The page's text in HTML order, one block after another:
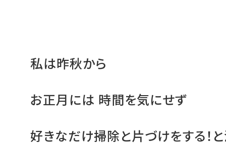
私は昨秋から
お正月には 時間を気にせず
好きなだけ掃除と片づけをする！